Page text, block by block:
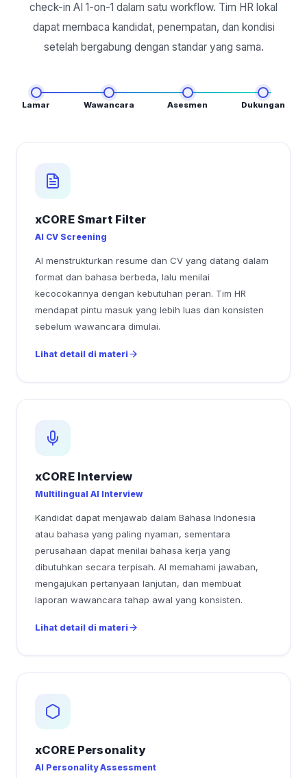
check-in AI 1-on-1 dalam satu workflow. Tim HR lokal
dapat membaca kandidat, penempatan, dan kondisi
setelah bergabung dengan standar yang sama.
Lamar Wawancara Asesmen Dukungan
xCORE Smart Filter
AI CV Screening
AI menstrukturkan resume dan CV yang datang dalam
format dan bahasa berbeda, lalu menilai
kecocokannya dengan kebutuhan peran. Tim HR
mendapat pintu masuk yang lebih luas dan konsisten
sebelum wawancara dimulai.
Lihat detail di materi
xCORE Interview
Multilingual AI Interview
Kandidat dapat menjawab dalam Bahasa Indonesia
atau bahasa yang paling nyaman, sementara
perusahaan dapat menilai bahasa kerja yang
dibutuhkan secara terpisah. AI memahami jawaban,
mengajukan pertanyaan lanjutan, dan membuat
laporan wawancara tahap awal yang konsisten.
Lihat detail di materi
xCORE Personality
AI Personality Assessment